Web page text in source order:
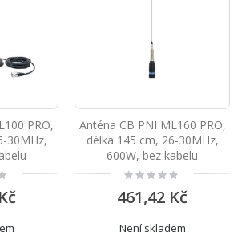
PRO,
30MHz,
Anténa CB PNI ML160 PRO,
délka 145 cm, 26-30MHz,
600W, bez kabelu
Rating:
0%
461,42 Kč
Není skladem